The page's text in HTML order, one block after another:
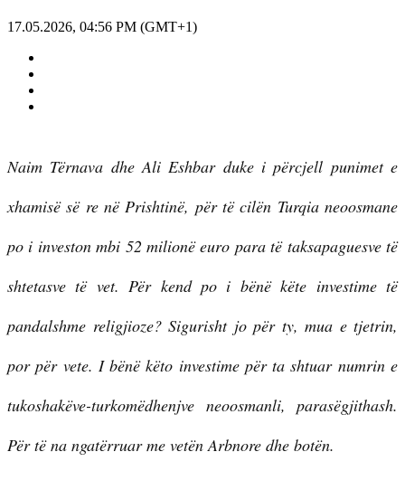
17.05.2026, 04:56 PM (GMT+1)
Naim Tërnava dhe Ali Eshbar duke i përcjell punimet e
xhamisë së re në Prishtinë, për të cilën Turqia neoosmane
po i investon mbi 52 milionë euro para të taksapaguesve të
shtetasve të vet. Për kend po i bënë këte investime të
pandalshme religjioze? Sigurisht jo për ty, mua e tjetrin,
por për vete. I bënë këto investime për ta shtuar numrin e
tukoshakëve-turkomëdhenjve neoosmanli, parasëgjithash.
Për të na ngatërruar me vetën Arbnore dhe botën.